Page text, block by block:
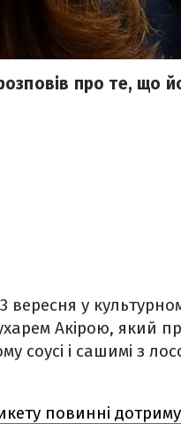
про те, що
у
Акірою, який
соусі і сашимі з
повинні